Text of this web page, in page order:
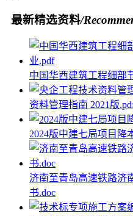
最新精选资料/
中国华西建筑工程细部
资料管理指南 2021版
2024版中建七局项目降
济南至青岛高速铁路济
书.doc